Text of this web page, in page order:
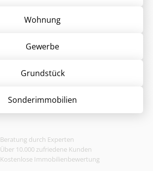
Wohnung
Gewerbe
Grund­stück
Sonder­immobilien
Beratung durch Experten
Über 10.000 zufriedene Kunden
Kostenlose Immobilienbewertung